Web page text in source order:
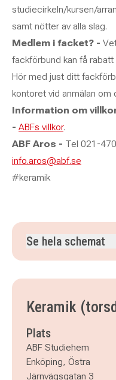
studiecirkeln/kursen/
samt nötter av alla slag.
Medlem i facket? -
fackförbund kan få
Hör med just ditt
kontoret vid anmälan om
Information om
- ABFs villkor.
ABF Aros - Tel 021-
info.aros@abf.se
#keramik
Se hela schemat
torsdag 8 oktober
torsdag 15 oktober
torsdag 22 oktober
torsdag 29 oktober
torsdag 19
Keramik
Plats
ABF Studiehem
Enköping, Östra
Järnvägsgatan 3